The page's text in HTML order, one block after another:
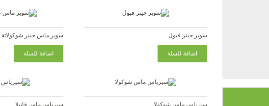
سوبر جينر فيول سوبر ماس جينر شوكولاتة
سيرياس ماس شوكولا سيرياس ماس فانيلا